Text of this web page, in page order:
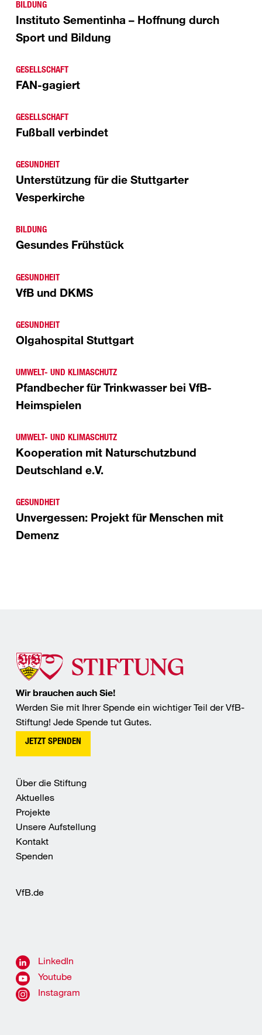
BILDUNG
Instituto Sementinha – Hoffnung durch
Sport und Bildung
GESELLSCHAFT
FAN-gagiert
GESELLSCHAFT
Fußball verbindet
GESUNDHEIT
Unterstützung für die Stuttgarter
Vesperkirche
BILDUNG
Gesundes Frühstück
GESUNDHEIT
VfB und DKMS
GESUNDHEIT
Olgahospital Stuttgart
UMWELT- UND KLIMASCHUTZ
Pfandbecher für Trinkwasser bei VfB-
Heimspielen
UMWELT- UND KLIMASCHUTZ
Kooperation mit Naturschutzbund
Deutschland e.V.
GESUNDHEIT
Unvergessen: Projekt für Menschen mit
Demenz
Wir brauchen auch Sie!
Werden Sie mit Ihrer Spende ein wichtiger Teil der VfB-
Stiftung! Jede Spende tut Gutes.
JETZT SPENDEN
Über die Stiftung
Aktuelles
Projekte
Unsere Aufstellung
Kontakt
Spenden
VfB.de
LinkedIn
Youtube
Instagram